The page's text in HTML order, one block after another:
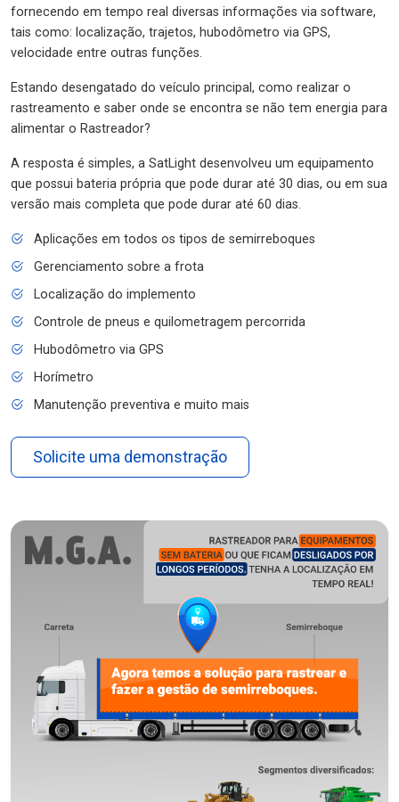
fornecendo em tempo real diversas informações via software,
tais como: localização, trajetos, hubodômetro via GPS,
velocidade entre outras funções.
Estando desengatado do veículo principal, como realizar o
rastreamento e saber onde se encontra se não tem energia para
alimentar o Rastreador?
A resposta é simples, a SatLight desenvolveu um equipamento
que possui bateria própria que pode durar até 30 dias, ou em sua
versão mais completa que pode durar até 60 dias.
Aplicações em todos os tipos de semirreboques
Gerenciamento sobre a frota
Localização do implemento
Controle de pneus e quilometragem percorrida
Hubodômetro via GPS
Horímetro
Manutenção preventiva e muito mais
Solicite uma demonstração